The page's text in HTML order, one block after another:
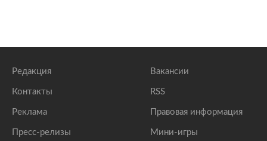
Редакция
Контакты
Реклама
Пресс-релизы
Вакансии
RSS
Правовая информация
Мини-игры